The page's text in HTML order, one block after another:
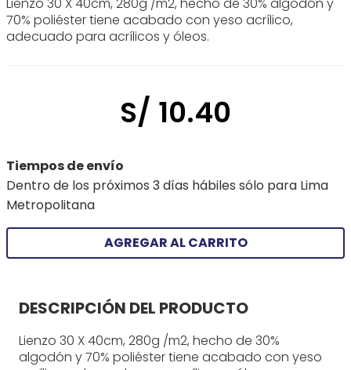
70% poliéster tiene acabado con yeso acrílico,
adecuado para acrílicos y óleos.
S/ 10.40
Tiempos de envío
Dentro de los próximos 3 días hábiles sólo para Lima
Metropolitana
AGREGAR AL CARRITO
DESCRIPCIÓN DEL PRODUCTO
Lienzo 30 X 40cm, 280g /m2, hecho de 30%
algodón y 70% poliéster tiene acabado con yeso